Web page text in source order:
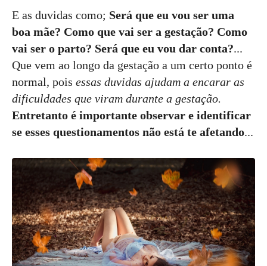
E as duvidas como; Será que eu vou ser uma
boa mãe? Como que vai ser a gestação? Como
vai ser o parto? Será que eu vou dar conta?...
Que vem ao longo da gestação a um certo ponto é
normal, pois essas duvidas ajudam a encarar as
dificuldades que viram durante a gestação.
Entretanto é importante observar e identificar
se esses questionamentos não está te afetando...